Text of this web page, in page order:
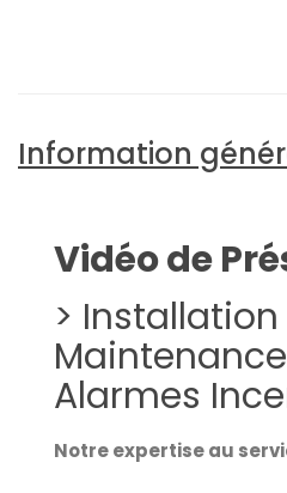
Information
Vidéo de
>
Alarmes
Notre expertise au